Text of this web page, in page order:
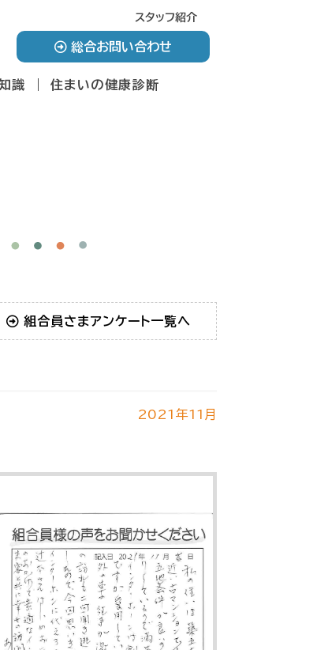
スタッフ紹介
総合お問い合わせ
識 住まいの健康診断
組合員さまアンケート一覧へ
2021年11月